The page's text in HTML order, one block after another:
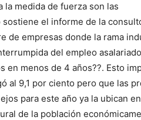
la medida de fuerza son las
el informe de la
de empresas donde la rama
del empleo
en menos de 4 años??. Esto
al 9,1 por ciento pero que las
para este año ya la ubican
de la población